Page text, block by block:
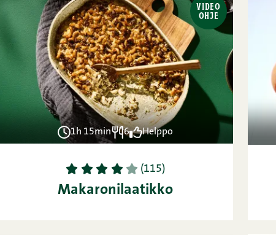
VIDEO
OHJE
1h 15min 6 Helppo
1 2 3 4 5 (115)
Makaronilaatikko